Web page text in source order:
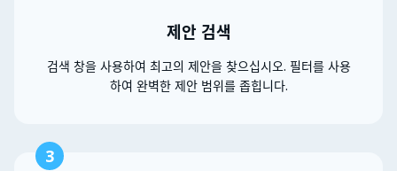
제안 검색
검색 창을 사용하여 최고의 제안을 찾으십시오. 필터를 사용
하여 완벽한 제안 범위를 좁힙니다.
3